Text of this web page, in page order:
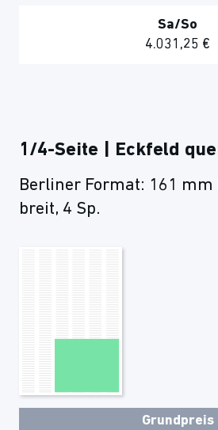
Sa/So
4.031,25 €
1/4-Seite | Eckfeld
Berliner Format: 161 mm
breit, 4 Sp.
Grundpreis